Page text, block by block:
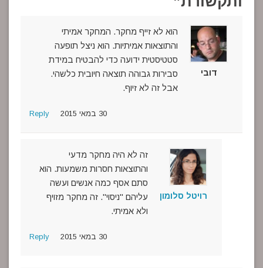
דובי
הוא לא זייף מחקר. המחקר אמיתי
והתוצאות אמיתיות. הוא ניצל תופעה
סטטיסטית ידועה כדי להבטיח במידת
סבירות גבוהה תוצאה חיובית כלשהי.
אבל זה לא זיוף.
Reply 30 במאי 2015
רויטל סלומון
זה לא היה מחקר מדעי
והתוצאות חסרות משמעות. הוא
סתם אסף כמה אנשים ועשה
עליהם "ניסוי". זה מחקר מזויף
ולא אמיתי.
Reply 30 במאי 2015